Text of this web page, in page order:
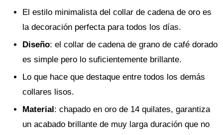
El estilo minimalista del collar de cadena de oro es
la decoración perfecta para todos los días.
Diseño: el collar de cadena de grano de café dorado
es simple pero lo suficientemente brillante.
Lo que hace que destaque entre todos los demás
collares lisos.
Material: chapado en oro de 14 quilates, garantiza
un acabado brillante de muy larga duración que no